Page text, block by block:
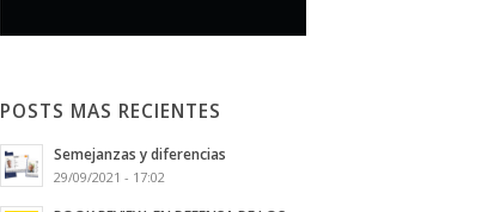
POSTS MAS RECIENTES
Semejanzas y diferencias
29/09/2021 - 17:02